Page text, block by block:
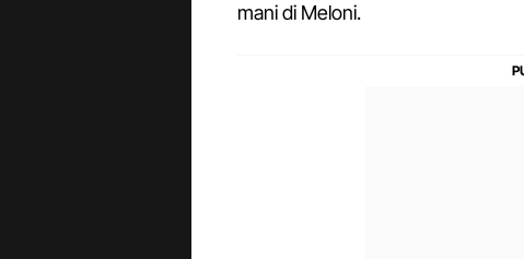
mani di Meloni.